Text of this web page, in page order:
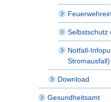
Selbstschutz
Notfall-
Stromausfall)
Download
Gesundheitsamt